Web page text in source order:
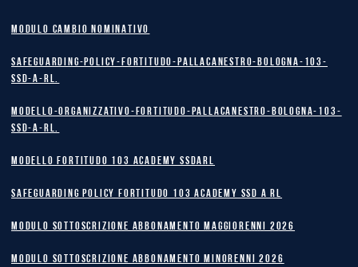
MODULO CAMBIO NOMINATIVO
safeguarding-policy-Fortitudo-Pallacanestro-Bologna-103-
SSD-A-RL.
Modello-Organizzativo-Fortitudo-Pallacanestro-Bologna-103-
SSD-A-RL.
MODELLO FORTITUDO 103 ACADEMY SSDARL
safeguarding policy Fortitudo 103 Academy SSD A RL
MODULO SOTTOSCRIZIONE ABBONAMENTO MAGGIORENNI 2026
MODULO SOTTOSCRIZIONE ABBONAMENTO MINORENNI 2026